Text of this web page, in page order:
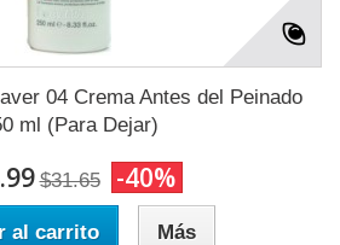
04 Crema Antes del Peinado
ml (Para Dejar)
$31.65 -40%
al carrito Más